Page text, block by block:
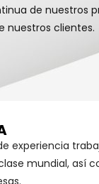
de nuestros
nuestros clientes.
experiencia
mundial, así